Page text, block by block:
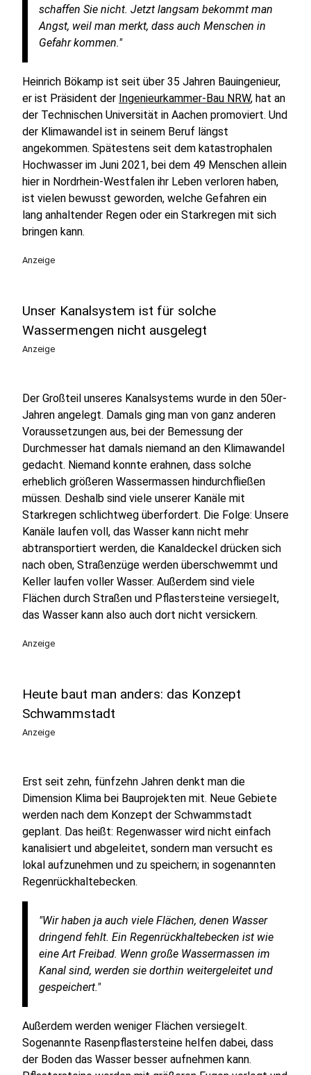
schaffen Sie nicht. Jetzt langsam bekommt man
Angst, weil man merkt, dass auch Menschen in
Gefahr kommen."
Heinrich Bökamp ist seit über 35 Jahren Bauingenieur,
er ist Präsident der Ingenieurkammer-Bau NRW, hat an
der Technischen Universität in Aachen promoviert. Und
der Klimawandel ist in seinem Beruf längst
angekommen. Spätestens seit dem katastrophalen
Hochwasser im Juni 2021, bei dem 49 Menschen allein
hier in Nordrhein-Westfalen ihr Leben verloren haben,
ist vielen bewusst geworden, welche Gefahren ein
lang anhaltender Regen oder ein Starkregen mit sich
bringen kann.
Anzeige
Unser Kanalsystem ist für solche
Wassermengen nicht ausgelegt
Anzeige
Der Großteil unseres Kanalsystems wurde in den 50er-
Jahren angelegt. Damals ging man von ganz anderen
Voraussetzungen aus, bei der Bemessung der
Durchmesser hat damals niemand an den Klimawandel
gedacht. Niemand konnte erahnen, dass solche
erheblich größeren Wassermassen hindurchfließen
müssen. Deshalb sind viele unserer Kanäle mit
Starkregen schlichtweg überfordert. Die Folge: Unsere
Kanäle laufen voll, das Wasser kann nicht mehr
abtransportiert werden, die Kanaldeckel drücken sich
nach oben, Straßenzüge werden überschwemmt und
Keller laufen voller Wasser. Außerdem sind viele
Flächen durch Straßen und Pflastersteine versiegelt,
das Wasser kann also auch dort nicht versickern.
Anzeige
Heute baut man anders: das Konzept
Schwammstadt
Anzeige
Erst seit zehn, fünfzehn Jahren denkt man die
Dimension Klima bei Bauprojekten mit. Neue Gebiete
werden nach dem Konzept der Schwammstadt
geplant. Das heißt: Regenwasser wird nicht einfach
kanalisiert und abgeleitet, sondern man versucht es
lokal aufzunehmen und zu speichern; in sogenannten
Regenrückhaltebecken.
"Wir haben ja auch viele Flächen, denen Wasser
dringend fehlt. Ein Regenrückhaltebecken ist wie
eine Art Freibad. Wenn große Wassermassen im
Kanal sind, werden sie dorthin weitergeleitet und
gespeichert."
Außerdem werden weniger Flächen versiegelt.
Sogenannte Rasenpflastersteine helfen dabei, dass
der Boden das Wasser besser aufnehmen kann.